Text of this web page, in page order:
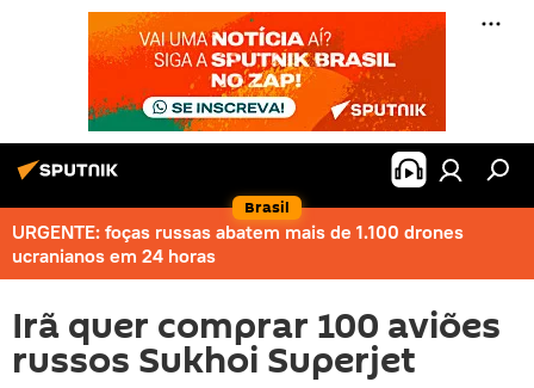
Brasil
URGENTE: foças russas abatem mais de 1.100 drones
ucranianos em 24 horas
Irã quer comprar 100 aviões
russos Sukhoi Superjet